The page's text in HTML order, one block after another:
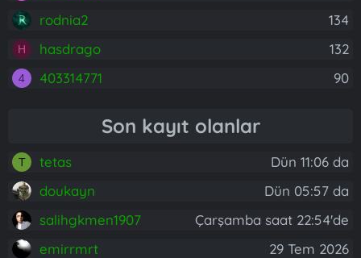
rodnia2
134
H hasdrago 132
4 403314771 90
Son kayıt olanlar
T tetas
Dün 11:06 da
doukayn
Dün 05:57 da
salihgkmen1907
Çarşamba saat 22:54'de
emirrmrt
29 Tem 2026